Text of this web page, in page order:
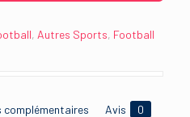
, Autres Sports, Football
complémentaires Avis 0